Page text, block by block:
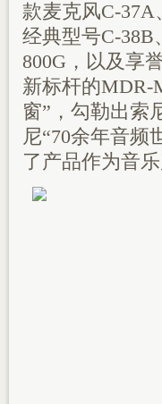
款麦克风C-
经典型号C-
800G，以及享
新标杆的MDR-
窗”，勾勒出索
尼“70余年音频
了产品作为音